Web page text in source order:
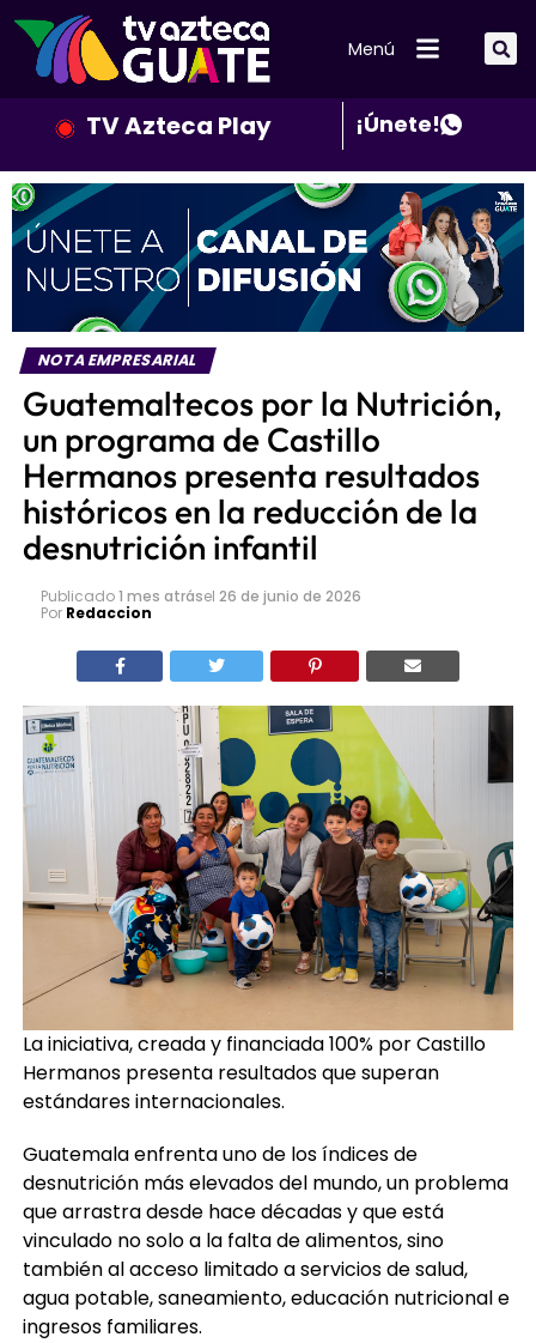
Menú
TV Azteca Play ¡Únete!
NOTA EMPRESARIAL
Guatemaltecos por la Nutrición,
un programa de Castillo
Hermanos presenta resultados
históricos en la reducción de la
desnutrición infantil
Publicado1 mes atrásel 26 de junio de 2026
Por Redaccion
La iniciativa, creada y financiada 100% por Castillo
Hermanos presenta resultados que superan
estándares internacionales.
Guatemala enfrenta uno de los índices de
desnutrición más elevados del mundo, un problema
que arrastra desde hace décadas y que está
vinculado no solo a la falta de alimentos, sino
también al acceso limitado a servicios de salud,
agua potable, saneamiento, educación nutricional e
ingresos familiares.